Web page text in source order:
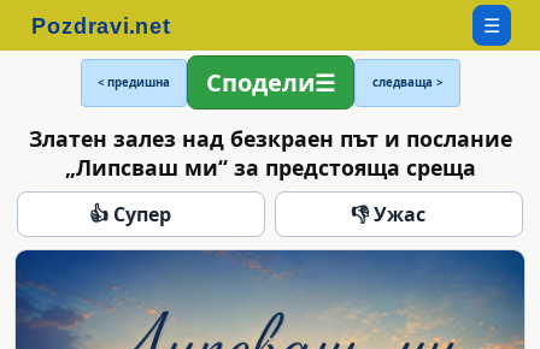
☰
< предишна Сподели следваща >
Златен залез над безкраен път и послание
„Липсваш ми“ за предстояща среща
👍 Супер 👎 Ужас